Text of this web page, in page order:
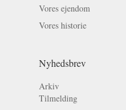
Vores ejendom
Vores historie
Nyhedsbrev
Arkiv
Tilmelding